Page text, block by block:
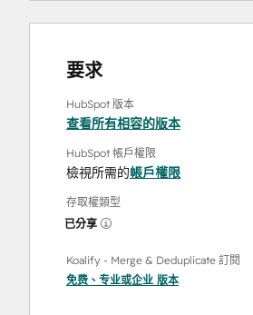
要求
HubSpot 版本
查看所有相容的版本
HubSpot 帳戶權限
檢視所需的帳戶權限
存取權類型
已分享
Koalify - Merge & Deduplicate 訂閱
免费 、 专业或企业 版本